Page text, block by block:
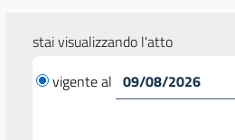
stai visualizzando l'atto
vigente al